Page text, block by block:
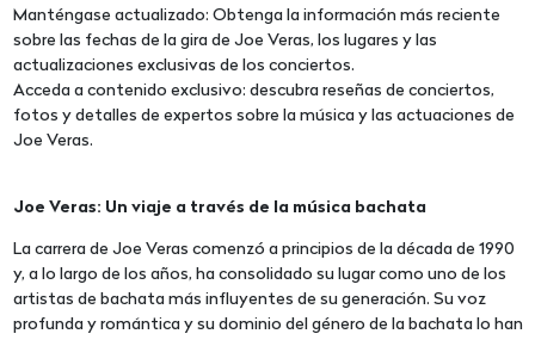
Manténgase actualizado: Obtenga la información más reciente
sobre las fechas de la gira de Joe Veras, los lugares y las
actualizaciones exclusivas de los conciertos.
Acceda a contenido exclusivo: descubra reseñas de conciertos,
fotos y detalles de expertos sobre la música y las actuaciones de
Joe Veras.
Joe Veras: Un viaje a través de la música bachata
La carrera de Joe Veras comenzó a principios de la década de 1990
y, a lo largo de los años, ha consolidado su lugar como uno de los
artistas de bachata más influyentes de su generación. Su voz
profunda y romántica y su dominio del género de la bachata lo han